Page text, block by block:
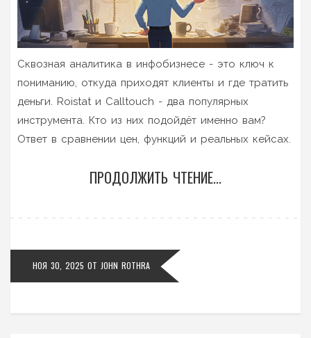
Сквозная аналитика в инфобизнесе - это ключ к
пониманию, откуда приходят клиенты и где тратить
деньги. Roistat и Calltouch - два популярных
инструмента. Кто из них подойдёт именно вам?
Ответ в сравнении цен, функций и реальных кейсах.
ПРОДОЛЖИТЬ ЧТЕНИЕ...
НОЯ 30, 2025 ОТ JOHN ROTHRA